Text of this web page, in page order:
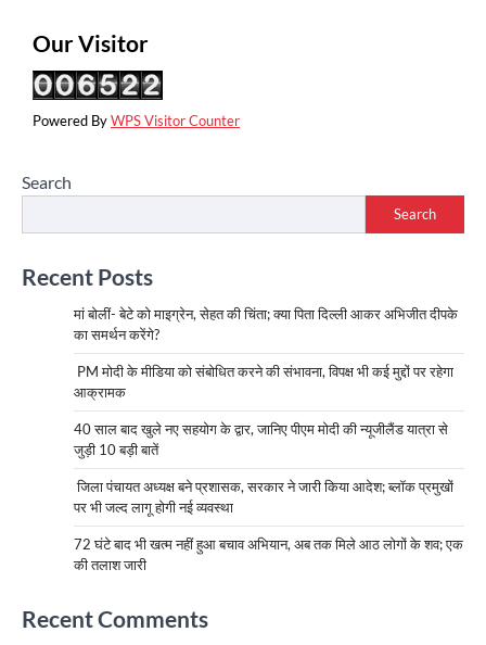
Our Visitor
Powered ByWPS Visitor Counter
Search
Search
Recent Posts
मां बोलीं- बेटे को माइग्रेन, सेहत की चिंता; क्या पिता दिल्ली आकर अभिजीत दीपके
का समर्थन करेंगे?
PM मोदी के मीडिया को संबोधित करने की संभावना, विपक्ष भी कई मुद्दों पर रहेगा
आक्रामक
40 साल बाद खुले नए सहयोग के द्वार, जानिए पीएम मोदी की न्यूजीलैंड यात्रा से
जुड़ी 10 बड़ी बातें
जिला पंचायत अध्यक्ष बने प्रशासक, सरकार ने जारी किया आदेश; ब्लॉक प्रमुखों
पर भी जल्द लागू होगी नई व्यवस्था
72 घंटे बाद भी खत्म नहीं हुआ बचाव अभियान, अब तक मिले आठ लोगों के शव; एक
की तलाश जारी
Recent Comments